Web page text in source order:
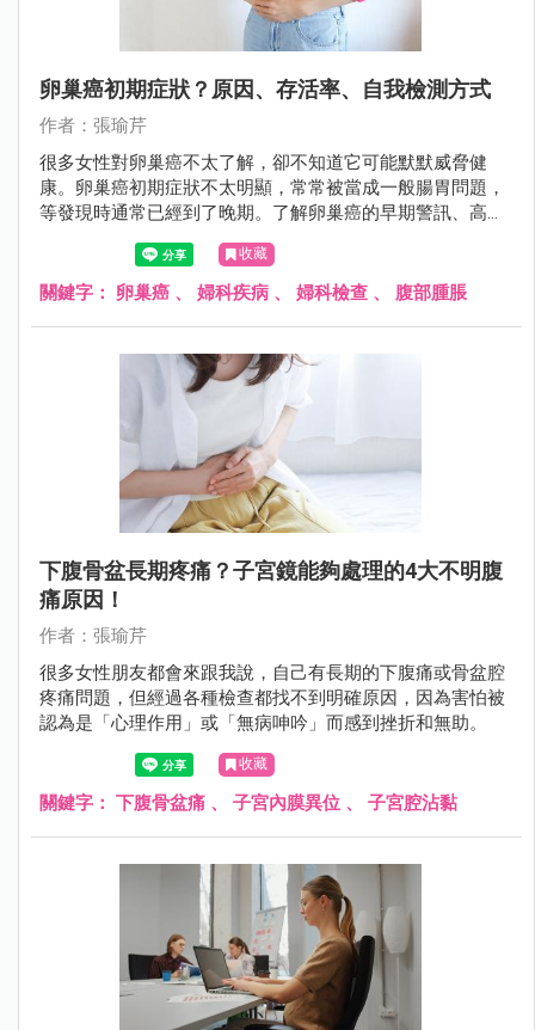
卵巢癌初期症狀？原因、存活率、自我檢測方式
作者：張瑜芹
很多女性對卵巢癌不太了解，卻不知道它可能默默威脅健
康。卵巢癌初期症狀不太明顯，常常被當成一般腸胃問題，
等發現時通常已經到了晚期。了解卵巢癌的早期警訊、高風
險因素和檢查方式，對提高存活機會非常重要。
收藏
關鍵字： 卵巢癌 、 婦科疾病 、 婦科檢查 、 腹部腫脹
下腹骨盆長期疼痛？子宮鏡能夠處理的4大不明腹
痛原因！
作者：張瑜芹
很多女性朋友都會來跟我說，自己有長期的下腹痛或骨盆腔
疼痛問題，但經過各種檢查都找不到明確原因，因為害怕被
認為是「心理作用」或「無病呻吟」而感到挫折和無助。
收藏
關鍵字： 下腹骨盆痛 、 子宮內膜異位 、 子宮腔沾黏